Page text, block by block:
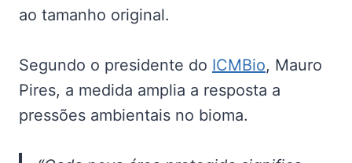
ao tamanho original.
Segundo o presidente do ICMBio, Mauro
Pires, a medida amplia a resposta a
pressões ambientais no bioma.